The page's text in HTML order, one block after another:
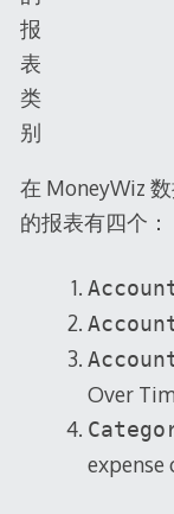
报
表
类
别
在 MoneyWiz
的报表有四个：
Over
expense